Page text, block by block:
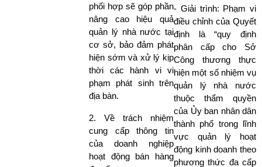
phối hợp sẽ góp phần
nâng cao hiệu quả
quản lý nhà nước tại
cơ sở, bảo đảm phát
hiện sớm và xử lý kịp
thời các hành vi vi
phạm phát sinh trên
địa bàn.
2. Về trách nhiệm
cung cấp thông tin
của doanh nghiệp
hoạt động bán hàng
- Giải trình: Phạm vi
điều chỉnh của Quyết
định là “quy định
phân cấp cho Sở
Công thương thực
hiện một số nhiệm vụ
quản lý nhà nước
thuộc thẩm quyền
của Ủy ban nhân dân
thành phố trong lĩnh
vực quản lý hoạt
động kinh doanh theo
phương thức đa cấp